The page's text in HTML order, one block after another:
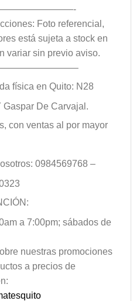
Foto referencial,
está sujeta a stock en
variar sin previo aviso.
física en Quito: N28
Gaspar De Carvajal.
con ventas al por mayor
0984569768 –
a 7:00pm; sábados de
nuestras promociones
a precios de